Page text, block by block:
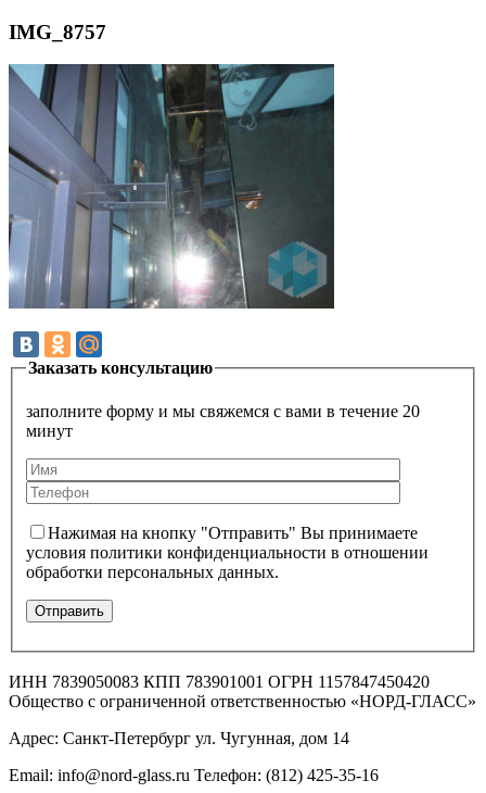
IMG_8757
Заказать консультацию
заполните форму и мы свяжемся с вами в течение 20
минут
Нажимая на кнопку "Отправить" Вы принимаете
условия политики конфиденциальности в отношении
обработки персональных данных.
ИНН 7839050083 КПП 783901001 ОГРН 1157847450420
Общество с ограниченной ответственностью «НОРД-ГЛАСС»
Адрес: Санкт-Петербург ул. Чугунная, дом 14
Email: info@nord-glass.ru Телефон: (812) 425-35-16